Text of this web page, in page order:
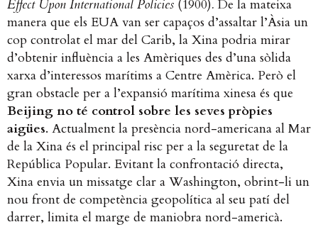
Effect Upon International Policies (1900). De la mateixa
manera que els EUA van ser capaços d’assaltar l’Àsia un
cop controlat el mar del Carib, la Xina podria mirar
d’obtenir influència a les Amèriques des d’una sòlida
xarxa d’interessos marítims a Centre Amèrica. Però el
gran obstacle per a l’expansió marítima xinesa és que
Beijing no té control sobre les seves pròpies
aigües. Actualment la presència nord-americana al Mar
de la Xina és el principal risc per a la seguretat de la
República Popular. Evitant la confrontació directa,
Xina envia un missatge clar a Washington, obrint-li un
nou front de competència geopolítica al seu patí del
darrer, limita el marge de maniobra nord-americà.